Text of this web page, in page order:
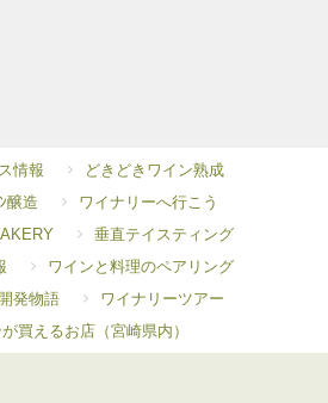
情報
どきどきワイン熟成
醸造
ワイナリーへ行こう
垂直テイスティング
ワインと料理のペアリング
発物語
ワイナリーツアー
買えるお店（宮崎県内）